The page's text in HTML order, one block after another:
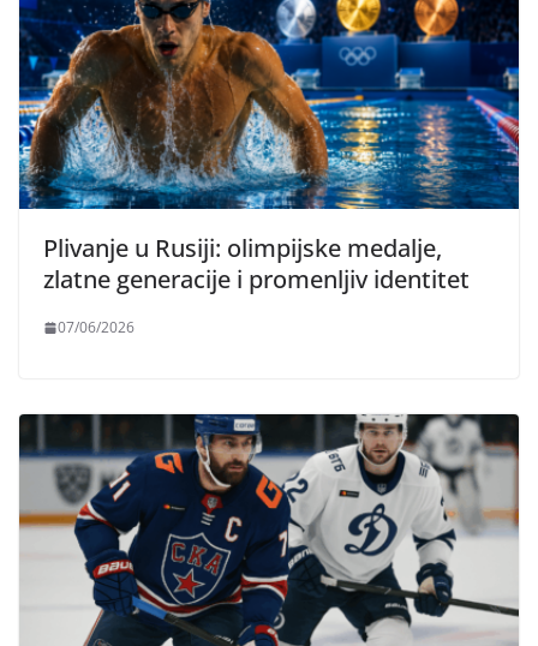
Plivanje u Rusiji: olimpijske medalje,
zlatne generacije i promenljiv identitet
07/06/2026